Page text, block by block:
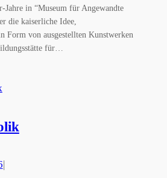
Jahre in “Museum für Angewandte
die kaiserliche Idee,
Form von ausgestellten Kunstwerken
für…